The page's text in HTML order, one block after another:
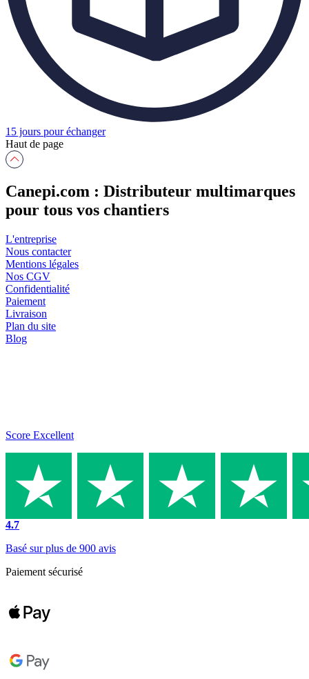
15 jours pour échanger
Haut de page
Canepi.com : Distributeur multimarques
pour tous vos chantiers
L'entreprise
Nous contacter
Mentions légales
Nos CGV
Confidentialité
Paiement
Livraison
Plan du site
Blog
Score Excellent
4.7
Basé sur plus de 900 avis
Paiement sécurisé